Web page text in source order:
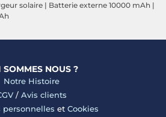
solaire | Batterie externe 10000 mAh |
SOMMES NOUS ?
Notre Histoire
/ Avis clients
personnelles et Cookies